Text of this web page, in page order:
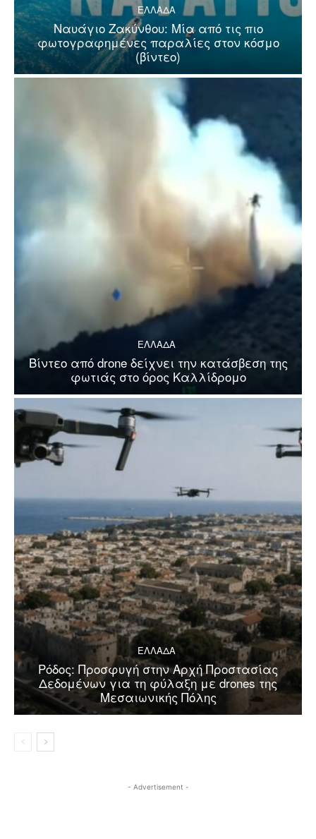
ΕΛΛΑΔΑ
Ναυάγιο Ζακύνθου: Μία από τις πιο
φωτογραφημένες παραλίες στον κόσμο
(βίντεο)
ΕΛΛΑΔΑ
Βίντεο από drone δείχνει την κατάσβεση της
φωτιάς στο όρος Καλλίδρομο
ΕΛΛΑΔΑ
Ρόδος: Προσφυγή στην Αρχή Προστασίας
Δεδομένων για τη φύλαξη με drones της
Μεσαιωνικής Πόλης
- Advertisement -